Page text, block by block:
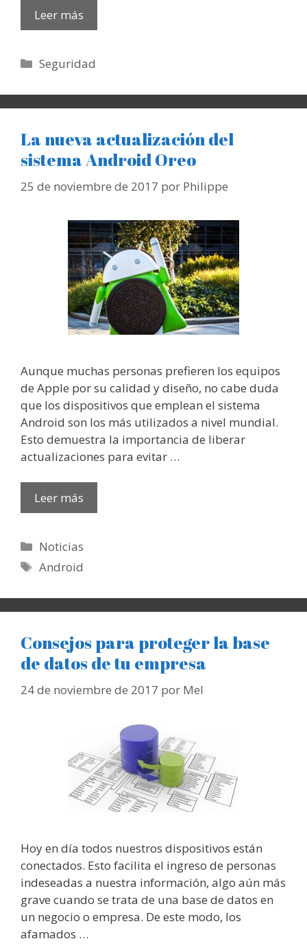
Leer más
Categorías
Seguridad
La nueva actualización del
sistema Android Oreo
25 de noviembre de 2017 por Philippe
Aunque muchas personas prefieren los equipos
de Apple por su calidad y diseño, no cabe duda
que los dispositivos que emplean el sistema
Android son los más utilizados a nivel mundial.
Esto demuestra la importancia de liberar
actualizaciones para evitar …
Leer más
Categorías
Noticias
Etiquetas
Android
Consejos para proteger la base
de datos de tu empresa
24 de noviembre de 2017 por Mel
Hoy en día todos nuestros dispositivos están
conectados. Esto facilita el ingreso de personas
indeseadas a nuestra información, algo aún más
grave cuando se trata de una base de datos en
un negocio o empresa. De este modo, los
afamados …